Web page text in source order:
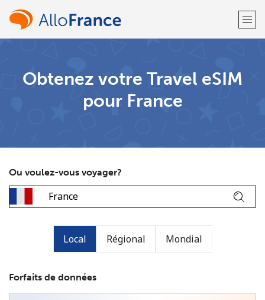
Vous avez déjà un compte?Connectez-vous →
Obtenez votre Travel eSIM
pour France
Ou voulez-vous voyager?
Local Régional Mondial
Forfaits de données